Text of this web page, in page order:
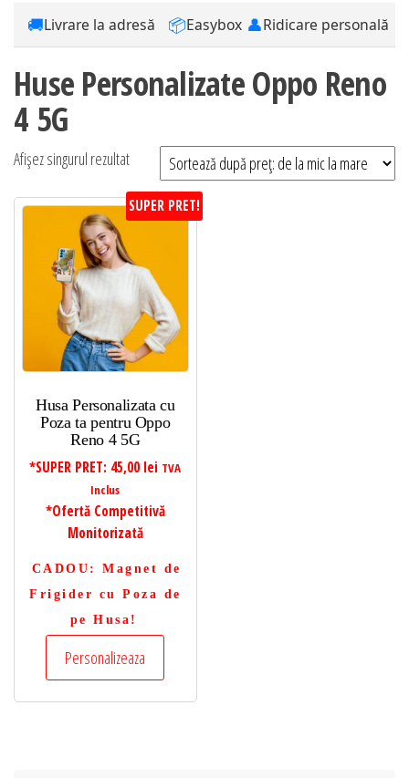
🚚Livrare la adresă 📦Easybox 👤Ridicare personală
Huse Personalizate Oppo Reno
4 5G
Afișez singurul rezultat
SUPER PRET!
Husa Personalizata cu
Poza ta pentru Oppo
Reno 4 5G
*SUPER PRET: 45,00 lei TVA
Inclus
*Ofertă Competitivă
Monitorizată
CADOU : Magnet de
Frigider cu Poza de
pe Husa!
Personalizeaza